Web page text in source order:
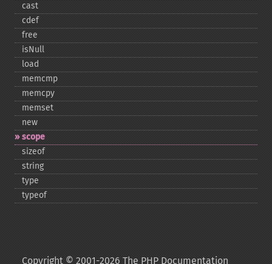
cast
cdef
free
isNull
load
memcmp
memcpy
memset
new
scope
sizeof
string
type
typeof
Copyright © 2001-2026 The PHP Documentation